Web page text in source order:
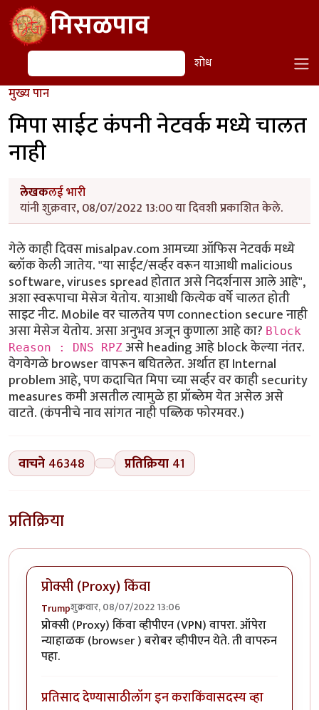
Skip to main contentमिसळपाव
शोध शोध
मुख्य पान
मिपा साईट कंपनी नेटवर्क मध्ये चालत
नाही
लेखकलई भारी
यांनी शुक्रवार, 08/07/2022 13:00 या दिवशी प्रकाशित केले.
गेले काही दिवस misalpav.com आमच्या ऑफिस नेटवर्क मध्ये
ब्लॉक केली जातेय. "या साईट/सर्व्हर वरून याआधी malicious
software, viruses spread होतात असे निदर्शनास आले आहे",
अशा स्वरूपाचा मेसेज येतोय. याआधी कित्येक वर्षे चालत होती
साइट नीट. Mobile वर चालतेय पण connection secure नाही
असा मेसेज येतोय. असा अनुभव अजून कुणाला आहे का? Block
Reason : DNS RPZ असे heading आहे block केल्या नंतर.
वेगवेगळे browser वापरून बघितलेत. अर्थात हा Internal
problem आहे, पण कदाचित मिपा च्या सर्व्हर वर काही security
measures कमी असतील त्यामुळे हा प्रॉब्लेम येत असेल असे
वाटते. (कंपनीचे नाव सांगत नाही पब्लिक फोरमवर.)
वाचने 46348 प्रतिक्रिया 41
प्रतिक्रिया
प्रोक्सी (Proxy) किंवा
Trumpशुक्रवार, 08/07/2022 13:06
प्रोक्सी (Proxy) किंवा व्हीपीएन (VPN) वापरा. ऑपेरा
न्याहाळक (browser ) बरोबर व्हीपीएन येते. ती वापरुन
पहा.
प्रतिसाद देण्यासाठीलॉग इन कराकिंवासदस्य व्हा